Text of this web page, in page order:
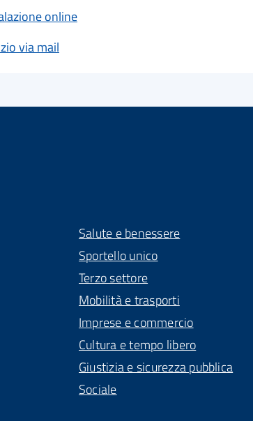
online
via mail
Salute e benessere
Sportello unico
Terzo settore
Mobilità e trasporti
Imprese e commercio
Cultura e tempo libero
Giustizia e sicurezza pubblica
Sociale